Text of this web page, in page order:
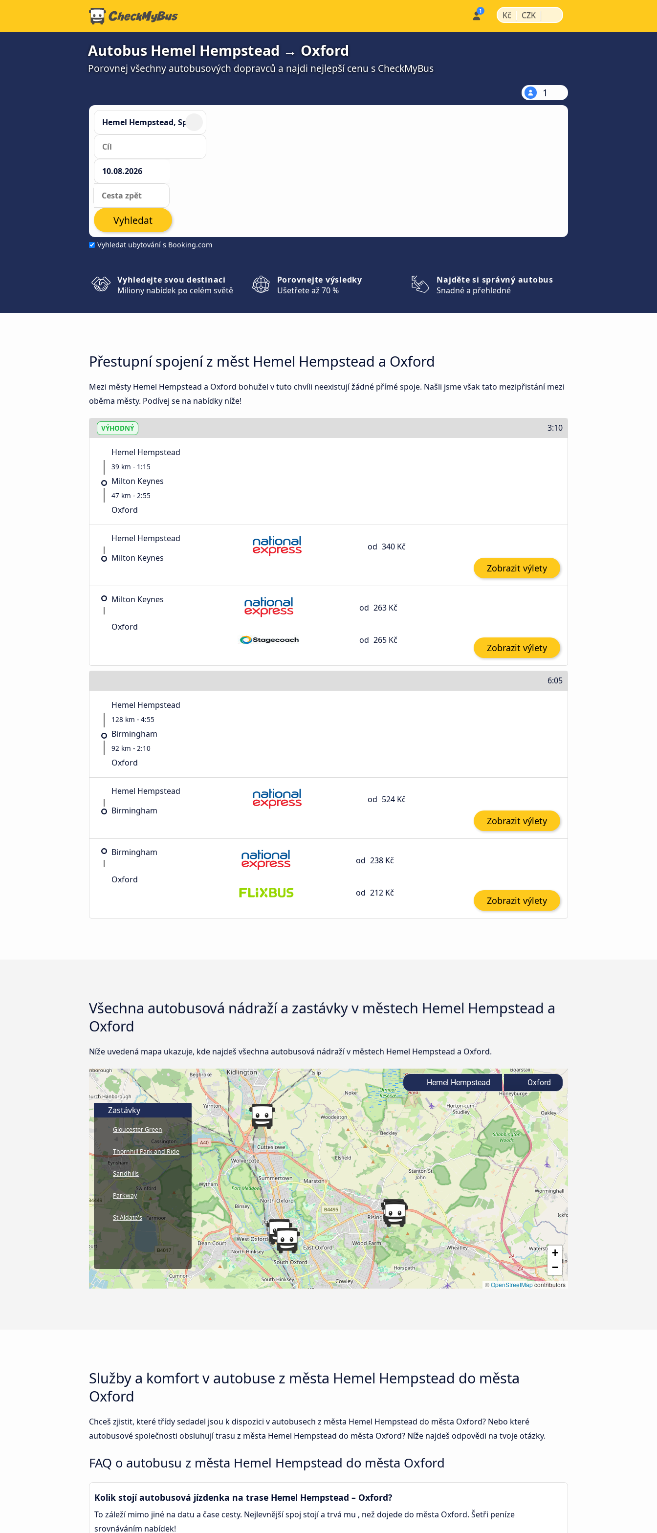
Kč | CZK |
Autobus Hemel Hempstead → Oxford
Porovnej všechny autobusových dopravců a najdi nejlepší cenu s CheckMyBus
1
Vyhledat ubytování s Booking.com
Vyhledat
Vyhledejte svou destinaci
Miliony nabídek po celém světě
Porovnejte výsledky
Ušetřete až 70 %
Najděte si správný autobus
Snadné a přehledné
Přestupní spojení z měst Hemel Hempstead a Oxford
Mezi městy Hemel Hempstead a Oxford bohužel v tuto chvíli neexistují žádné přímé spoje. Našli jsme však tato mezipřistání mezi
oběma městy. Podívej se na nabídky níže!
VÝHODNÝ 3:10
Hemel Hempstead
39 km - 1:15
Milton Keynes
47 km - 2:55
Oxford
Hemel Hempstead
Milton Keynes
od 340 Kč
Zobrazit výlety
Milton Keynes
Oxford
od 263 Kč
od 265 Kč
Zobrazit výlety
6:05
Hemel Hempstead
128 km - 4:55
Birmingham
92 km - 2:10
Oxford
Hemel Hempstead
Birmingham
od 524 Kč
Zobrazit výlety
Birmingham
Oxford
od 238 Kč
od 212 Kč
Zobrazit výlety
Všechna autobusová nádraží a zastávky v městech Hemel Hempstead a
Oxford
Níže uvedená mapa ukazuje, kde najdeš všechna autobusová nádraží v městech Hemel Hempstead a Oxford.
+
−
©OpenStreetMapcontributors
Zastávky
Gloucester Green
Thornhill Park and Ride
Sandhills
Parkway
St Aldate's
Hemel Hempstead Oxford
Služby a komfort v autobuse z města Hemel Hempstead do města
Oxford
Chceš zjistit, které třídy sedadel jsou k dispozici v autobusech z města Hemel Hempstead do města Oxford? Nebo které
autobusové společnosti obsluhují trasu z města Hemel Hempstead do města Oxford? Níže najdeš odpovědi na tvoje otázky.
FAQ o autobusu z města Hemel Hempstead do města Oxford
Kolik stojí autobusová jízdenka na trase Hemel Hempstead – Oxford?
To záleží mimo jiné na datu a čase cesty. Nejlevnější spoj stojí a trvá mu , než dojede do města Oxford. Šetři peníze
srovnáváním nabídek!